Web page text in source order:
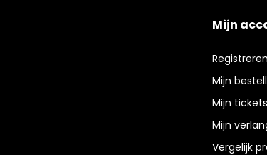
Mijn
Registreren
Mijn
Mijn tickets
Mijn
Vergelijk